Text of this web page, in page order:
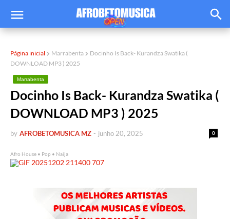
Página inicial Marrabenta
Docinho Is Back- Kurandza Swatika (
DOWNLOAD MP3 ) 2025
Marrabenta
Docinho Is Back- Kurandza Swatika (
DOWNLOAD MP3 ) 2025
by AFROBETOMUSICA MZ 0
- junho 20, 2025
Afro House • Pop • Naija